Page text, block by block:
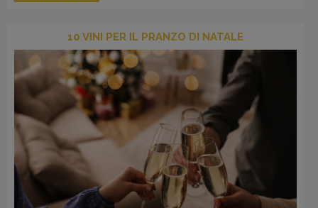
10 VINI PER IL PRANZO DI NATALE